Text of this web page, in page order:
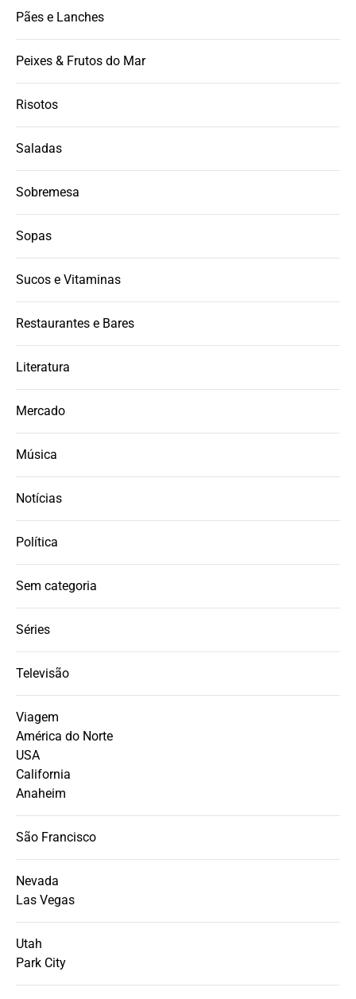
Pães e Lanches
Peixes & Frutos do Mar
Risotos
Saladas
Sobremesa
Sopas
Sucos e Vitaminas
Restaurantes e Bares
Literatura
Mercado
Música
Notícias
Política
Sem categoria
Séries
Televisão
Viagem
América do Norte
USA
California
Anaheim
São Francisco
Nevada
Las Vegas
Utah
Park City